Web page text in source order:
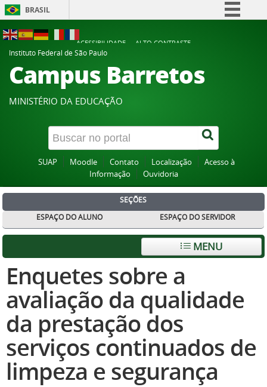
BRASIL
Participe
Acesso à informação
Canais
ACESSIBILIDADE
ALTO CONTRASTE
Instituto Federal de São Paulo
Campus Barretos
MINISTÉRIO DA EDUCAÇÃO
SUAP Moodle Contato Localização
Acesso à
Informação
Ouvidoria
SEÇÕES
ESPAÇO DO ALUNO
ESPAÇO DO SERVIDOR
MENU
Enquetes sobre a
avaliação da qualidade
da prestação dos
serviços continuados de
limpeza e segurança